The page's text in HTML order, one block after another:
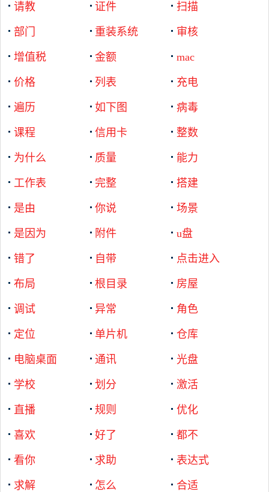
请教 证件 扫描
部门 重装系统 审核
增值税 金额 mac
价格 列表 充电
遍历 如下图 病毒
课程 信用卡 整数
为什么 质量 能力
工作表 完整 搭建
是由 你说 场景
是因为 附件 u盘
错了 自带 点击进入
布局 根目录 房屋
调试 异常 角色
定位 单片机 仓库
电脑桌面 通讯 光盘
学校 划分 激活
直播 规则 优化
喜欢 好了 都不
看你 求助 表达式
求解 怎么 合适